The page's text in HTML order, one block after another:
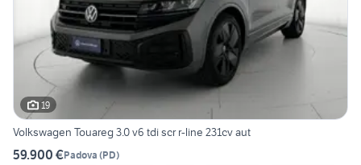
19
Volkswagen Touareg 3.0 v6 tdi scr r-line 231cv aut
59.900 €Padova (PD)